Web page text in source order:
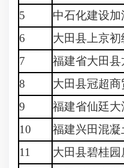
5
中石化建设加
6
大田县上京初
7
福建省大田县
8
大田县冠超商
9
福建省仙廷大
10
福建兴田混凝
11
大田县碧桂园